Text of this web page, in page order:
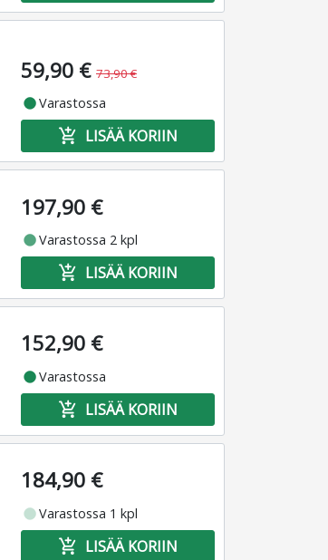
59,90 € 73,90 €
fiber_manual_recordVarastossa
add_shopping_cart LISÄÄ KORIIN
197,90 €
fiber_manual_recordVarastossa 2 kpl
add_shopping_cart LISÄÄ KORIIN
152,90 €
fiber_manual_recordVarastossa
add_shopping_cart LISÄÄ KORIIN
184,90 €
fiber_manual_recordVarastossa 1 kpl
add_shopping_cart LISÄÄ KORIIN